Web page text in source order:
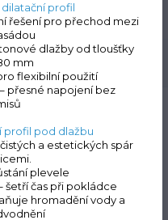
lišta MINI
liště
hliník
dilatační profil
řešení pro přechod mezi
dlažby od tloušťky
mm
flexibilní použití
přesné napojení bez
profil pod dlažbu
a estetických spár
plevele
šetří čas při pokládce
hromadění vody a